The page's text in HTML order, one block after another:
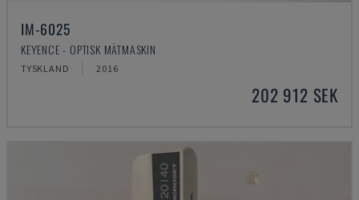
IM-6025
KEYENCE - OPTISK MÄTMASKIN
TYSKLAND 2016
202 912 SEK